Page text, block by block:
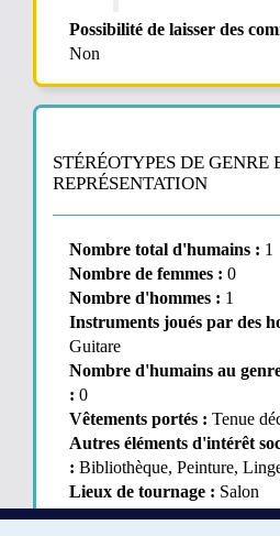
Possibilité de laisser des
Non
STÉRÉOTYPES DE GENRE
REPRÉSENTATION
Nombre total d'humains : 1
Nombre de femmes : 0
Nombre d'hommes : 1
Instruments joués par des
Guitare
Nombre d'humains au
: 0
Vêtements portés : Tenue
Autres éléments d'intérêt
: Bibliothèque, Peinture,
Lieux de tournage : Salon